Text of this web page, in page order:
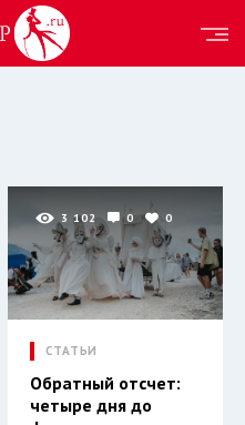
3 102 0 0
СТАТЬИ
Обратный отсчет:
четыре дня до